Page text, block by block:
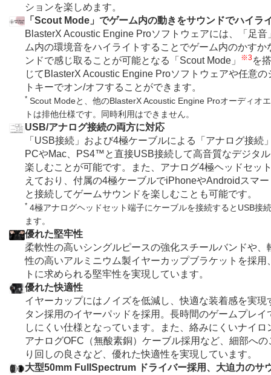
ションを楽しめます。
「Scout Mode」でゲーム内の動きをサウンドでハイラ
BlasterX Acoustic Engine Proソフトウェアには、「足音
ム内の環境音をハイライトすることでゲーム内のかすか
ンドで感じ取ることが可能となる「Scout Mode」
※3を
じてBlasterX Acoustic Engine Proソフトウェアや任意の
トキーでオン/オフすることができます。
* Scout Modeと、他のBlasterX Acoustic Engine Proオーディオ
トは排他仕様です。同時利用はできません。
USB/アナログ接続の両方に対応
「USB接続」および4極ケーブルによる「アナログ接続
PCやMac、PS4™と直接USB接続して高音質なデジタ
楽しむことが可能です。また、アナログ4極ヘッドセッ
えており、付属の4極ケーブルでiPhoneやAndroidスマ
と接続してゲームサウンドを楽しむことも可能です。
* 4極アナログヘッドセット端子にケーブルを接続するとUSB接
ます。
優れた堅牢性
柔軟性の高いシングルピースの強化スチールバンドや、
性の高いアルミニウム製イヤーカップブラケットを採用
トに求められる堅牢性を実現しています。
優れた快適性
イヤーカップにはノイズを低減し、快適な装着感を実現
タン採用のイヤーパッドを採用。長時間のゲームプレイ
しにくい仕様となっています。また、絡みにくいナイロ
アナログOFC（無酸素銅）ケーブル採用など、細部への
り回しの良さなど、優れた快適性を実現しています。
大型50mm FullSpectrum ドライバー採用、大迫力のサ